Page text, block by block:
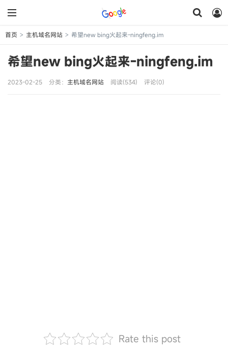
首页 > 主机域名网站 > 希望new bing火起来-ningfeng.im
希望new bing火起来-ningfeng.im
2023-02-25 分类： 主机域名网站 阅读(534) 评论(0)
Rate this post